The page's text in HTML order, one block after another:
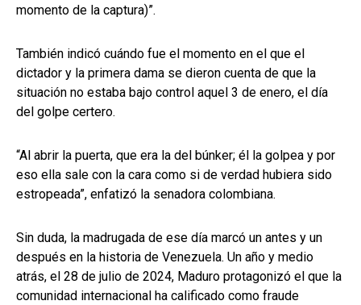
momento de la captura)”.
También indicó cuándo fue el momento en el que el
dictador y la primera dama se dieron cuenta de que la
situación no estaba bajo control aquel 3 de enero, el día
del golpe certero.
“Al abrir la puerta, que era la del búnker; él la golpea y por
eso ella sale con la cara como si de verdad hubiera sido
estropeada”, enfatizó la senadora colombiana.
Sin duda, la madrugada de ese día marcó un antes y un
después en la historia de Venezuela. Un año y medio
atrás, el 28 de julio de 2024, Maduro protagonizó el que la
comunidad internacional ha calificado como fraude